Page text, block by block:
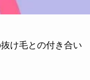
け毛との付き合い